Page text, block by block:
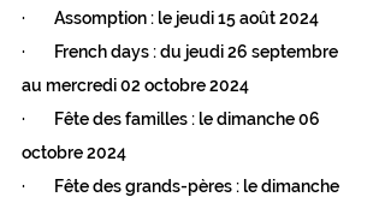
·        Assomption : le jeudi 15 août 2024
·        French days : du jeudi 26 septembre
au mercredi 02 octobre 2024
·        Fête des familles : le dimanche 06
octobre 2024
·        Fête des grands-pères : le dimanche